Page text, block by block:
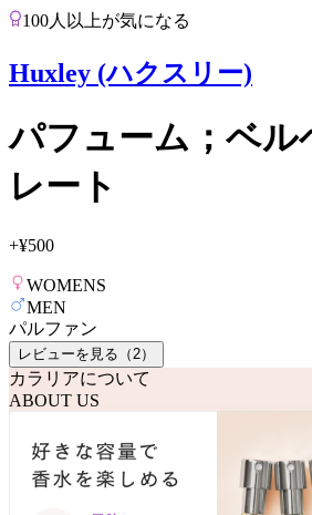
100人以上が気になる
Huxley (ハクスリー)
パフューム；ベル
レート
+¥500
WOMENS
MEN
パルファン
レビューを見る（ 2）
カラリアについて
ABOUT US